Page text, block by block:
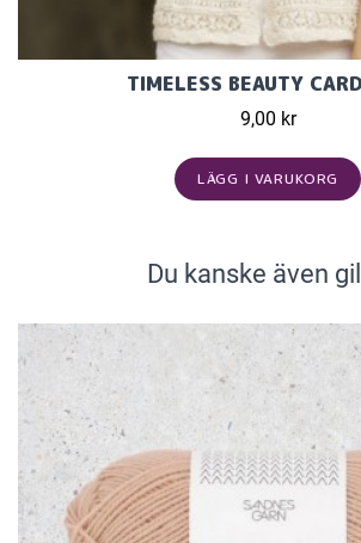
TIMELESS BEAUTY
9,00 kr
LÄGG I VARUKORG
Du kanske även